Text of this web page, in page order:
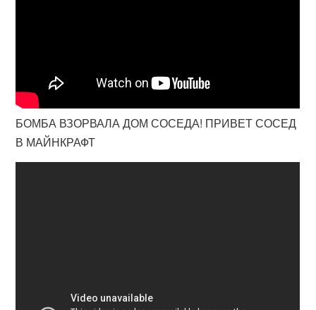
БОМБА ВЗОРВАЛА ДОМ СОСЕДА! ПРИВЕТ СОСЕД
В МАЙНКРАФТ